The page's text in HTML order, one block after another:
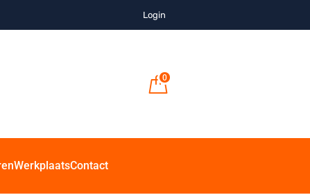
Login
0
WerkplaatsContact